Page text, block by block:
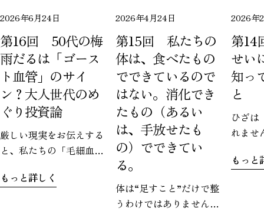
2026年6月24日
第16回 50代の梅
雨だるは「ゴース
ト血管」のサイ
ン？大人世代のめ
ぐり投資論
厳しい現実をお伝えする
と、私たちの「毛細血
少していきます。なんと
もっと詳しく
2026年4月24日
第15回 私たちの
体は、食べたもの
でできているので
はない。消化でき
たもの（あるい
は、手放せたも
の）でできてい
る。
体は“足すこと”だけで整
うわけではありません。
2026年
第14
せい
知っ
と
ひざは
れませ
のお気
もっと